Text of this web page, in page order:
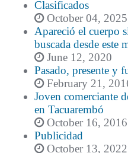
Clasificados
October 04, 2025
Apareció el cuerpo
buscada desde este
June 12, 2020
Pasado, presente y
February 21,
Joven comerciante
en Tacuarembó
October 16, 2016
Publicidad
October 13, 2022